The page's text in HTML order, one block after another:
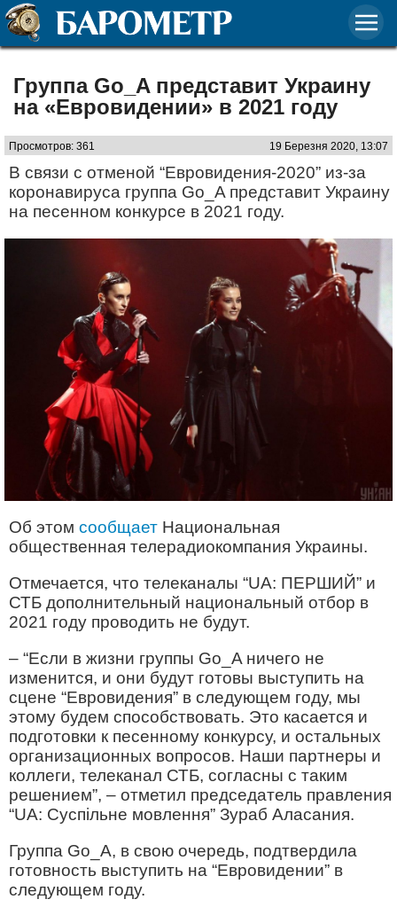
Группа Go_A представит Украину
на «Евровидении» в 2021 году
Просмотров: 361 19 Березня 2020, 13:07
В связи с отменой “Евровидения-2020” из-за
коронавируса группа Go_A представит Украину
на песенном конкурсе в 2021 году.
Об этом сообщает Национальная
общественная телерадиокомпания Украины.
Отмечается, что телеканалы “UA: ПЕРШИЙ” и
СТБ дополнительный национальный отбор в
2021 году проводить не будут.
– “Если в жизни группы Go_A ничего не
изменится, и они будут готовы выступить на
сцене “Евровидения” в следующем году, мы
этому будем способствовать. Это касается и
подготовки к песенному конкурсу, и остальных
организационных вопросов. Наши партнеры и
коллеги, телеканал СТБ, согласны с таким
решением”, – отметил председатель правления
“UA: Суспільне мовлення” Зураб Аласания.
Группа Go_A, в свою очередь, подтвердила
готовность выступить на “Евровидении” в
следующем году.